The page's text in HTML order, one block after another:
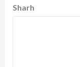
Sharh